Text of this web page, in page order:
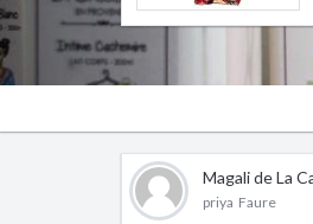
priya Faure